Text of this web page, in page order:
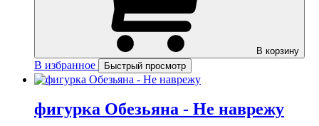
В корзину
В избранное Быстрый просмотр
фигурка Обезьяна - Не наврежу